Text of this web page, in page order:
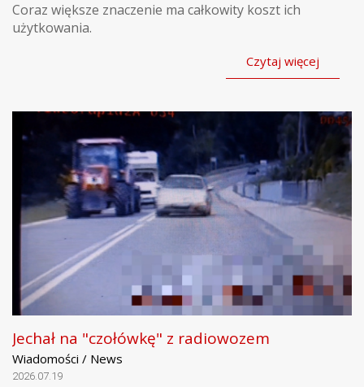
Coraz większe znaczenie ma całkowity koszt ich
użytkowania.
Czytaj więcej
Jechał na "czołówkę" z radiowozem
Wiadomości / News
2026.07.19